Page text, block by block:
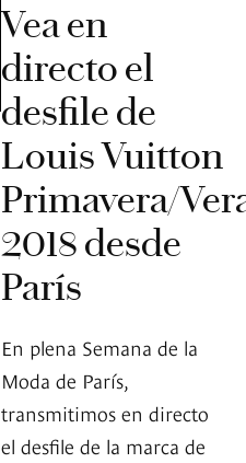
Vea en
directo el
desfile de
Louis Vuitton
Primavera/
2018 desde
París
En plena Semana de la
Moda de París,
transmitimos en directo
el desfile de la marca de